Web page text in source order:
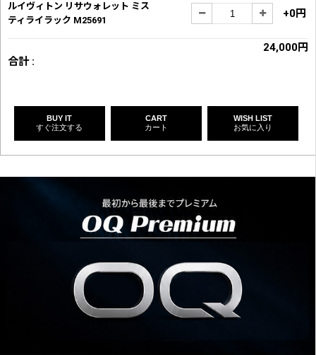
ルイヴィトン リサウォレット ミス
ティライラック M25691
+0円
合計 :
24,000円
BUY IT
すぐ注文する
CART
カート
WISH LIST
お気に入り